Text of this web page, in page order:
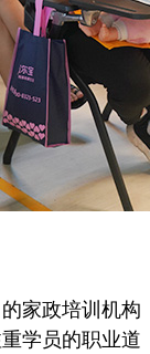
家政培训机构
学员的职业道